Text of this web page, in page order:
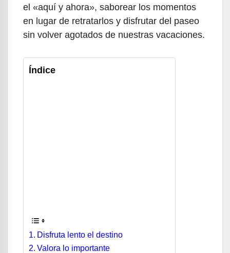
el «aquí y ahora», saborear los momentos
en lugar de retratarlos y disfrutar del paseo
sin volver agotados de nuestras vacaciones.
Índice
Disfruta lento el destino
Valora lo importante